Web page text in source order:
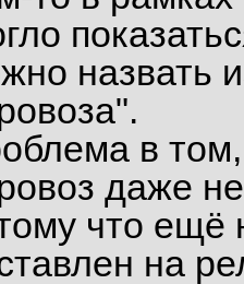
назвать
в том,
даже
что ещё
на